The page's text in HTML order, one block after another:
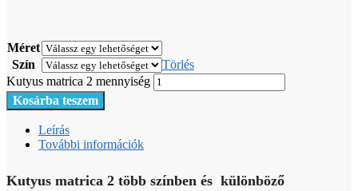
Méret
Szín
Törlés
Kutyus matrica 2 mennyiség
Kosárba teszem
Leírás
További információk
Kutyus matrica 2 több színben és különböző